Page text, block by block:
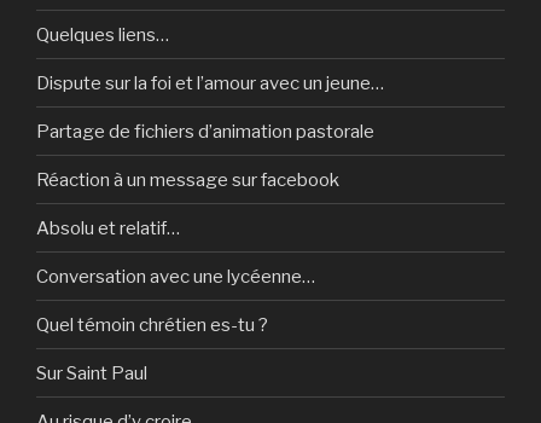
Quelques liens…
Dispute sur la foi et l’amour avec un jeune…
Partage de fichiers d’animation pastorale
Réaction à un message sur facebook
Absolu et relatif…
Conversation avec une lycéenne…
Quel témoin chrétien es-tu ?
Sur Saint Paul